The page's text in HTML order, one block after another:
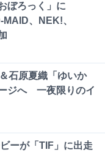
ぼろっく」に
、NEK!、
石原夏織「ゆいか
ジへ 一夜限りのイ
ーが「TIF」に出走